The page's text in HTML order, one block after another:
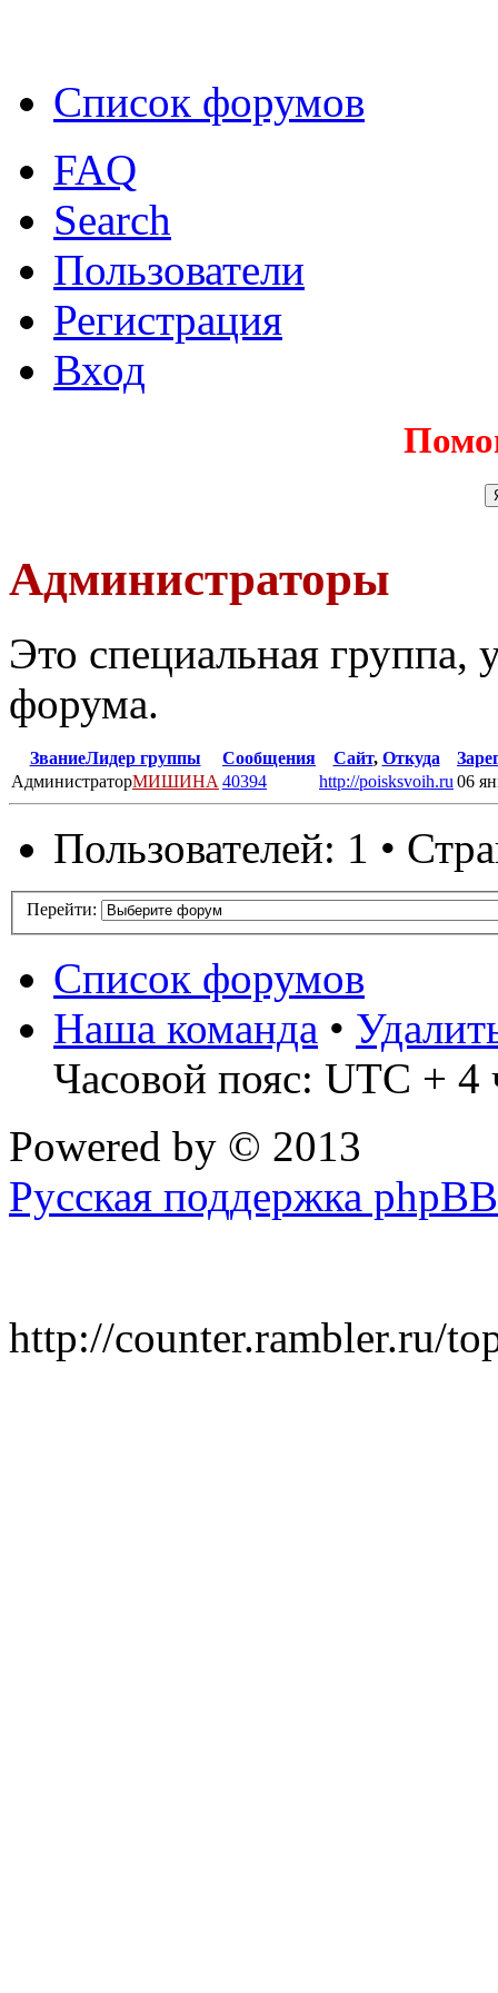
Список форумов
FAQ
Search
Пользователи
Регистрация
Вход
Администраторы
Это специальная группа,
форума.
ЗваниеЛидер группы Сообщения Сайт, Откуда
АдминистраторМИШИНА 40394 http://poisksvoih.ru 06
Пользователей: 1 •
Перейти:
Список форумов
Наша команда •
Часовой пояс: UTC + 4
Powered by © 2013
Русская поддержка phpBB
http://counter.rambler.ru/